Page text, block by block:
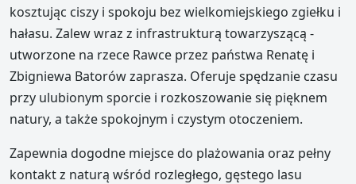
kosztując ciszy i spokoju bez wielkomiejskiego zgiełku i
hałasu. Zalew wraz z infrastrukturą towarzyszącą -
utworzone na rzece Rawce przez państwa Renatę i
Zbigniewa Batorów zaprasza. Oferuje spędzanie czasu
przy ulubionym sporcie i rozkoszowanie się pięknem
natury, a także spokojnym i czystym otoczeniem.
Zapewnia dogodne miejsce do plażowania oraz pełny
kontakt z naturą wśród rozległego, gęstego lasu